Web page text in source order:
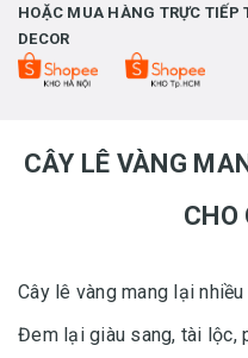
HOẶC MUA HÀNG TRỰC TIẾP
DECOR
CÂY LÊ VÀNG
CHO
Cây lê vàng mang lại
Đem lại giàu sang, tài lộc,